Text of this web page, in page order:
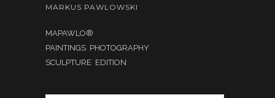
MARKUS PAWLOWSKI
MAPAWLO®
PAINTINGS PHOTOGRAPHY
SCULPTURE EDITION